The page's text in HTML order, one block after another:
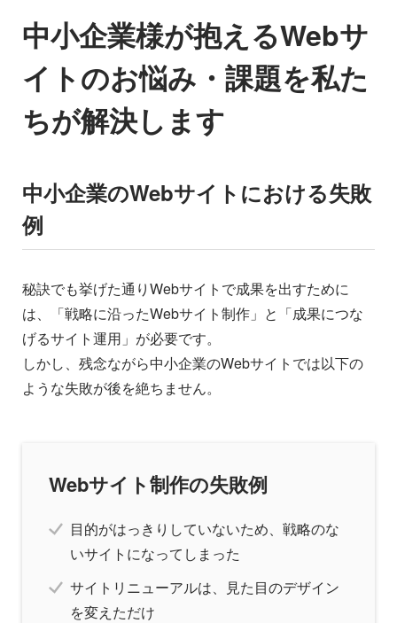
中小企業様が抱えるWebサ
イトのお悩み・課題を私た
ちが解決します
中小企業のWebサイトにおける失敗
例
秘訣でも挙げた通りWebサイトで成果を出すために
は、「戦略に沿ったWebサイト制作」と「成果につな
げるサイト運用」が必要です。
しかし、残念ながら中小企業のWebサイトでは以下の
ような失敗が後を絶ちません。
Webサイト制作の失敗例
目的がはっきりしていないため、戦略のな
いサイトになってしまった
サイトリニューアルは、見た目のデザイン
を変えただけ